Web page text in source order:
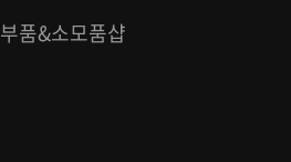
부품&소모품샵